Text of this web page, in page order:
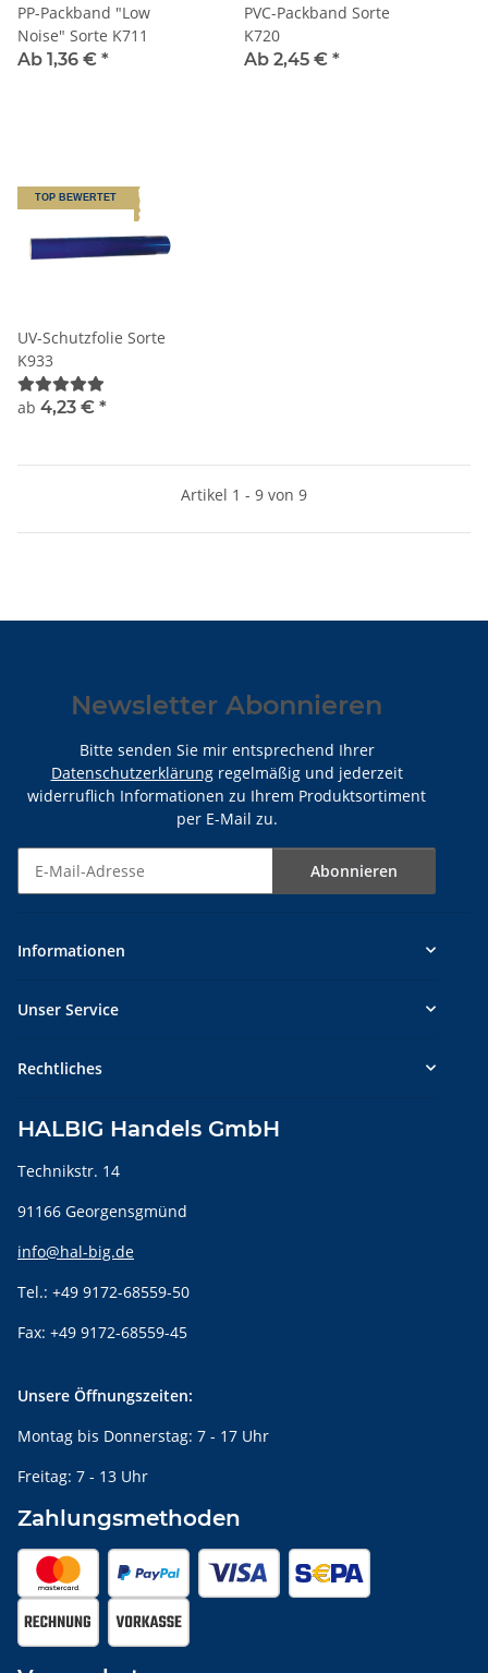
PP-Packband "Low
Noise" Sorte K711
Ab 1,36 € *
PVC-Packband Sorte
K720
Ab 2,45 € *
TOP BEWERTET
UV-Schutzfolie Sorte
K933
ab 4,23 € *
Artikel 1 - 9 von 9
Newsletter Abonnieren
Bitte senden Sie mir entsprechend Ihrer
Datenschutzerklärungregelmäßig und jederzeit
widerruflich Informationen zu Ihrem Produktsortiment
per E-Mail zu.
Abonnieren
Informationen
Unser Service
Rechtliches
HALBIG Handels GmbH
Technikstr. 14
91166 Georgensgmünd
info@hal-big.de
Tel.: +49 9172-68559-50
Fax: +49 9172-68559-45
Unsere Öffnungszeiten:
Montag bis Donnerstag: 7 - 17 Uhr
Freitag: 7 - 13 Uhr
Zahlungsmethoden